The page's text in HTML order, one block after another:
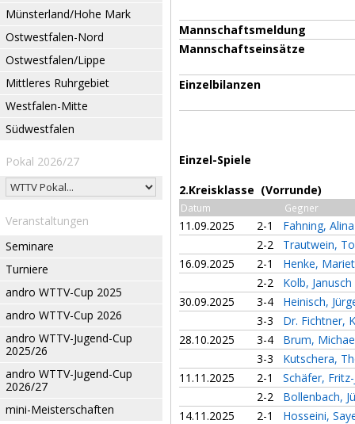
Münsterland/Hohe Mark
Ostwestfalen-Nord
Ostwestfalen/Lippe
Mittleres Ruhrgebiet
Westfalen-Mitte
Südwestfalen
Pokal 2026/27
Veranstaltungen
Seminare
Turniere
andro WTTV-Cup 2025
andro WTTV-Cup 2026
andro WTTV-Jugend-Cup
2025/26
andro WTTV-Jugend-Cup
2026/27
mini-Meisterschaften
Mannschaftsmeldung
Mannschaftseinsätze
Einzelbilanzen
Einzel-Spiele
2.Kreisklasse (Vorrunde)
Datum Gegner
11.09.2025 2-1
Fahning,
2-2
Trautwein,
16.09.2025
2-1
Henke,
2-2
Kolb, Janusch
30.09.2025
3-4
Heinisch,
3-3
Dr. Fichtner,
28.10.2025
3-4
Brum,
3-3
Kutschera,
11.11.2025
2-1
Schäfer,
2-2
Bollenbach,
14.11.2025
2-1
Hosseini,